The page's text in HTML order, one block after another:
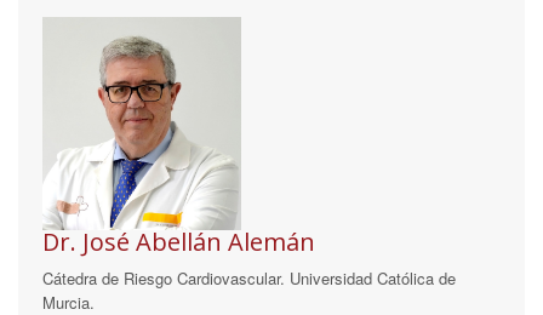
Dr. José Abellán Alemán
Cátedra de Riesgo Cardiovascular. Universidad Católica de
Murcia.